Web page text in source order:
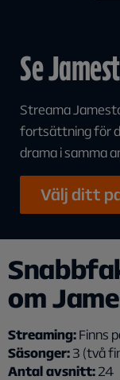
Se
Streama
fortsättning för
drama i samma
Välj ditt
om
Streaming:Finns
Säsonger:3 (två
Antal avsnitt:24